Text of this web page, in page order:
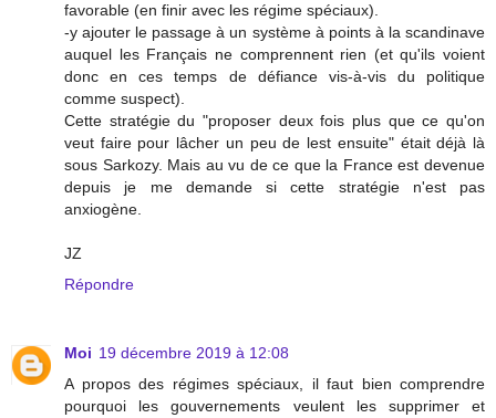
favorable (en finir avec les régime spéciaux).
-y ajouter le passage à un système à points à la scandinave
auquel les Français ne comprennent rien (et qu'ils voient
donc en ces temps de défiance vis-à-vis du politique
comme suspect).
Cette stratégie du "proposer deux fois plus que ce qu'on
veut faire pour lâcher un peu de lest ensuite" était déjà là
sous Sarkozy. Mais au vu de ce que la France est devenue
depuis je me demande si cette stratégie n'est pas
anxiogène.
JZ
Répondre
Moi 19 décembre 2019 à 12:08
A propos des régimes spéciaux, il faut bien comprendre
pourquoi les gouvernements veulent les supprimer et